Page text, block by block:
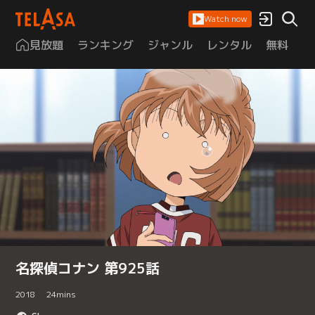
Watch now
見放題 ランキング ジャンル レンタル 無料
名探偵コナン 第925話
2018 24mins